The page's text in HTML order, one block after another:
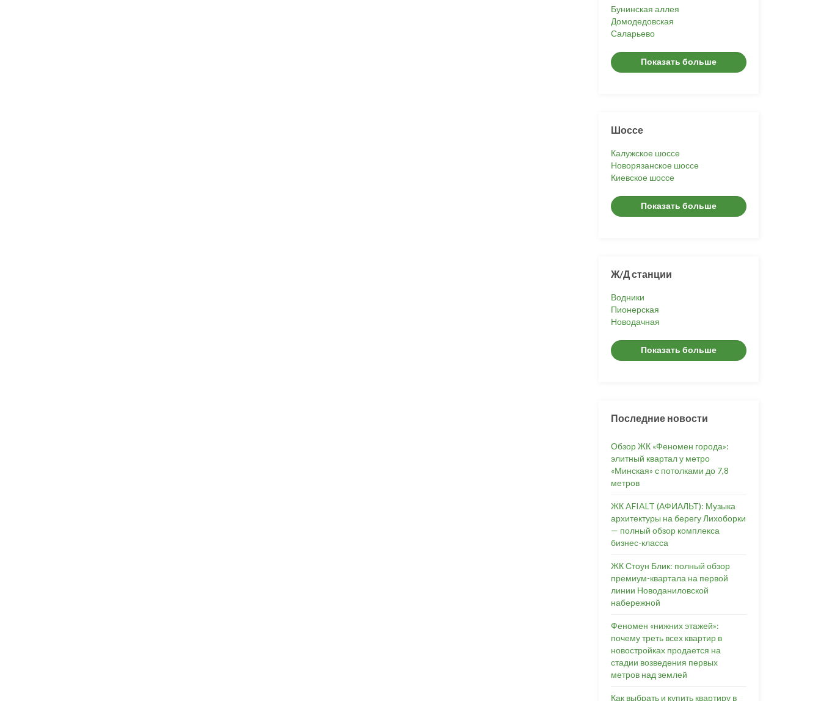
Бунинская аллея
Домодедовская
Саларьево
Показать больше
Шоссе
Калужское шоссе
Новорязанское шоссе
Киевское шоссе
Показать больше
Ж/Д станции
Водники
Пионерская
Новодачная
Показать больше
Последние новости
Обзор ЖК «Феномен города»:
элитный квартал у метро
«Минская» с потолками до 7,8
метров
ЖК AFIALT (АФИАЛЬТ): Музыка
архитектуры на берегу Лихоборки
— полный обзор комплекса
бизнес-класса
ЖК Стоун Блик: полный обзор
премиум-квартала на первой
линии Новоданиловской
набережной
Феномен «нижних этажей»:
почему треть всех квартир в
новостройках продается на
стадии возведения первых
метров над землей
Как выбрать и купить квартиру в